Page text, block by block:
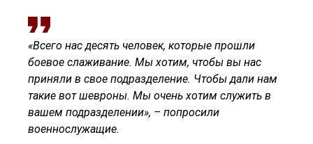
«Всего нас десять человек, которые прошли
боевое слаживание. Мы хотим, чтобы вы нас
приняли в свое подразделение. Чтобы дали нам
такие вот шевроны. Мы очень хотим служить в
вашем подразделении», – попросили
военнослужащие.